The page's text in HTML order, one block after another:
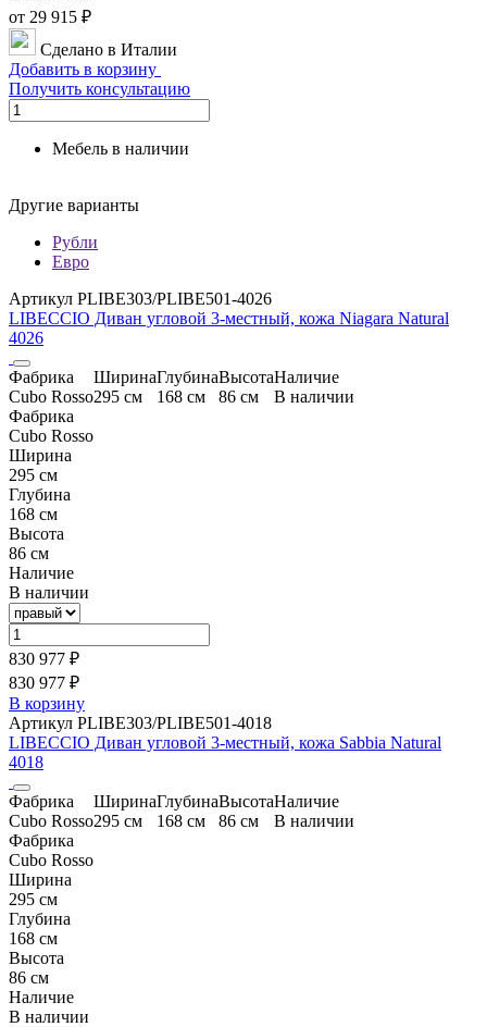
от 29 915 ₽
Сделано в Италии
Добавить в корзину
Получить консультацию
Мебель в наличии
Другие варианты
Рубли
Евро
Артикул PLIBE303/PLIBE501-4026
LIBECCIO Диван угловой 3-местный, кожа Niagara Natural
4026
Фабрика
Cubo Rosso
Ширина
295 см
Глубина
168 см
Высота
86 см
Наличие
В наличии
Фабрика
Cubo Rosso
Ширина
295 см
Глубина
168 см
Высота
86 см
Наличие
В наличии
830 977 ₽
830 977 ₽
В корзину
Артикул PLIBE303/PLIBE501-4018
LIBECCIO Диван угловой 3-местный, кожа Sabbia Natural
4018
Фабрика
Cubo Rosso
Ширина
295 см
Глубина
168 см
Высота
86 см
Наличие
В наличии
Фабрика
Cubo Rosso
Ширина
295 см
Глубина
168 см
Высота
86 см
Наличие
В наличии